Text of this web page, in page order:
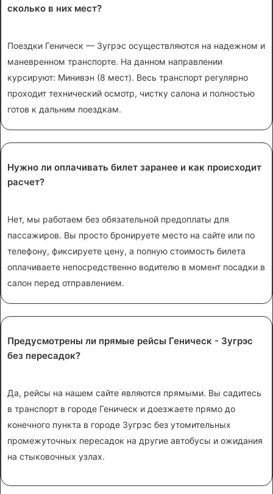
сколько в них мест?
Поездки Геническ — Зугрэс осуществляются на надежном и
маневренном транспорте. На данном направлении
курсируют: Минивэн (8 мест). Весь транспорт регулярно
проходит технический осмотр, чистку салона и полностью
готов к дальним поездкам.
Нужно ли оплачивать билет заранее и как происходит
расчет?
Нет, мы работаем без обязательной предоплаты для
пассажиров. Вы просто бронируете место на сайте или по
телефону, фиксируете цену, а полную стоимость билета
оплачиваете непосредственно водителю в момент посадки в
салон перед отправлением.
Предусмотрены ли прямые рейсы Геническ - Зугрэс
без пересадок?
Да, рейсы на нашем сайте являются прямыми. Вы садитесь
в транспорт в городе Геническ и доезжаете прямо до
конечного пункта в городе Зугрэс без утомительных
промежуточных пересадок на другие автобусы и ожидания
на стыковочных узлах.